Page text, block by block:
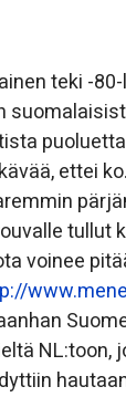
teki -
ettei
tullut
voinee
NL:toon,